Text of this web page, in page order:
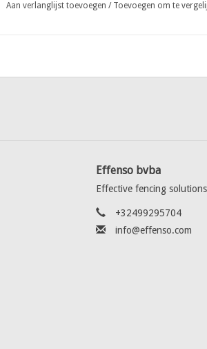
Aan verlanglijst toevoegen / Toevoegen om te
Effenso bvba
Effective fencing solutions
+32499295704
info@effenso.com